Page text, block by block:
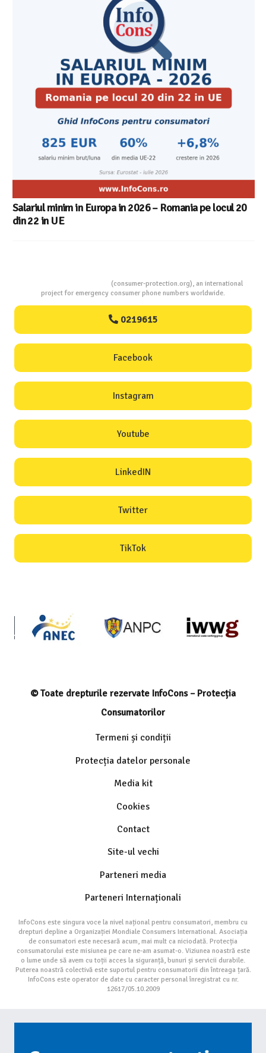
Cele mai bune masini de spalat vase independente cu
Aplicatia InfoCons
(consumer-protection.org), an international
project for emergency consumer phone numbers worldwide.
0219615
Facebook
Instagram
Youtube
LinkedIN
Twitter
TikTok
© Toate drepturile rezervate InfoCons – Protecția
Consumatorilor
Termeni și condiții
Protecția datelor personale
Media kit
Cookies
Contact
Site-ul vechi
Parteneri media
Parteneri Internaționali
InfoCons este singura voce la nivel național pentru consumatori, membru cu
drepturi depline a Organizației Mondiale Consumers International. Asociația
de consumatori este necesară acum, mai mult ca niciodată. Protecția
consumatorului este misiunea pe care ne-am asumat-o. Viziunea noastră este
o lume unde să avem cu toții acces la siguranță, bunuri și servicii durabile.
Puterea noastră colectivă este suportul pentru consumatorii din întreaga țară.
InfoCons este operator de date cu caracter personal înregistrat cu nr.
12617/05.10.2009